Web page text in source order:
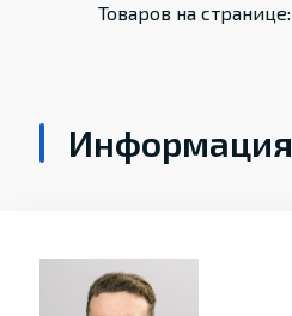
Товаров на странице:
Информация